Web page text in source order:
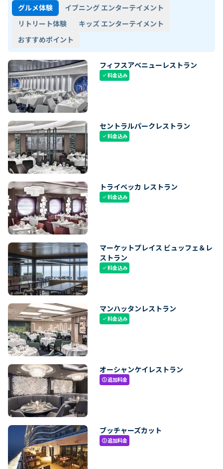
グルメ体験
イブニング エンターテイメント
リトリート体験
キッズ エンターテイメント
おすすめポイント
フィフスアベニューレストラン
check料金込み
セントラルパークレストラン
check料金込み
トライベッカ レストラン
check料金込み
マーケットプレイス ビュッフェ＆レ
ストラン
check料金込み
マンハッタンレストラン
check料金込み
オーシャンケイレストラン
paid追加料金
ブッチャーズカット
paid追加料金